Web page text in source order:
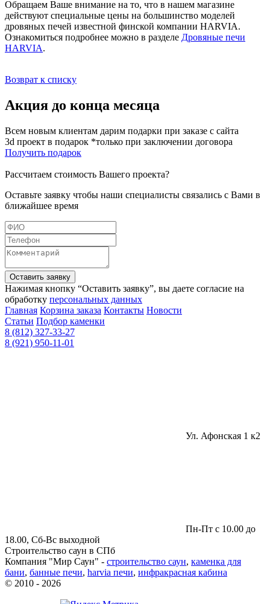
Обращаем Ваше внимание на то, что в нашем магазине
действуют специальные цены на большинство моделей
дровяных печей известной финской компании HARVIA.
Ознакомиться подробнее можно в разделе Дровяные печи
HARVIA.
Возврат к списку
Акция до конца месяца
Всем новым клиентам дарим подарки при заказе с сайта
3d проект в подарок *только при заключении договора
Получить подарок
Рассчитаем стоимость Вашего проекта?
Оставьте заявку чтобы наши специалисты связались с Вами в
ближайшее время
Оставить заявку
Нажимая кнопку “Оставить заявку”, вы даете согласие на
обработку персональных данных
Главная Корзина заказа Контакты Новости
Статьи Подбор каменки
8 (812) 327-33-27
8 (921) 950-11-01
Ул. Афонская 1 к2
Пн-Пт с 10.00 до
18.00, Сб-Вс выходной
Строительство саун в СПб
Компания "Мир Саун" - строительство саун, каменка для
бани, банные печи, harvia печи, инфракрасная кабина
© 2010 - 2026